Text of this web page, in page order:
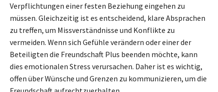
Verpflichtungen einer festen Beziehung eingehen zu
müssen. Gleichzeitig ist es entscheidend, klare Absprachen
zu treffen, um Missverständnisse und Konflikte zu
vermeiden. Wenn sich Gefühle verändern oder einer der
Beteiligten die Freundschaft Plus beenden möchte, kann
dies emotionalen Stress verursachen. Daher ist es wichtig,
offen über Wünsche und Grenzen zu kommunizieren, um die